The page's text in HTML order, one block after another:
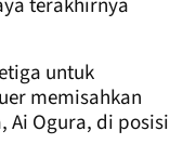
terakhirnya
untuk
memisahkan
Ai Ogura, di posisi